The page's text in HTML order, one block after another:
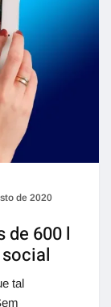
de 2020
de 600 l
tal